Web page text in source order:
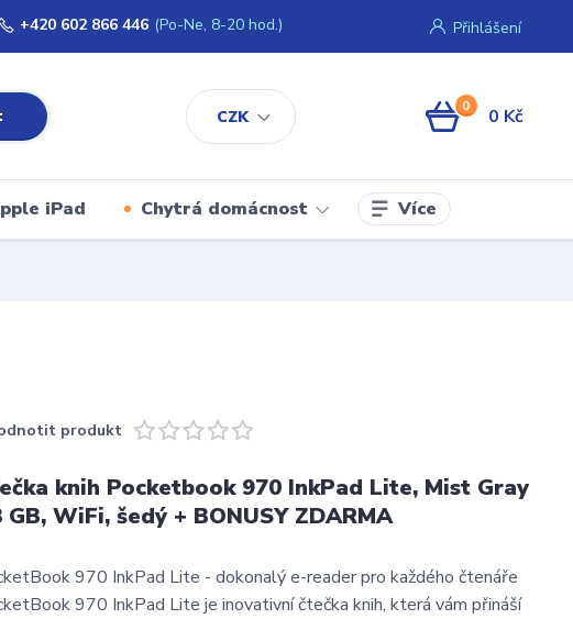
CZK
Přihlášení
+420 602 866 446 (Po-Ne, 8-20 hod.)
0 0 Kč
iPad Chytrá domácnost Více
produkt
knih Pocketbook 970 InkPad Lite, Mist Gray
GB, WiFi, šedý + BONUSY ZDARMA
970 InkPad Lite - dokonalý e-reader pro každého čtenáře
970 InkPad Lite je inovativní čtečka knih, která vám přináší